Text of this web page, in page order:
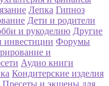
Лепка Гипноз
Дети и родители
и рукоделию Другие
инвестиции Форумы
и
Аудио книги
Кондитерские изделия
Пресеты и экшены для